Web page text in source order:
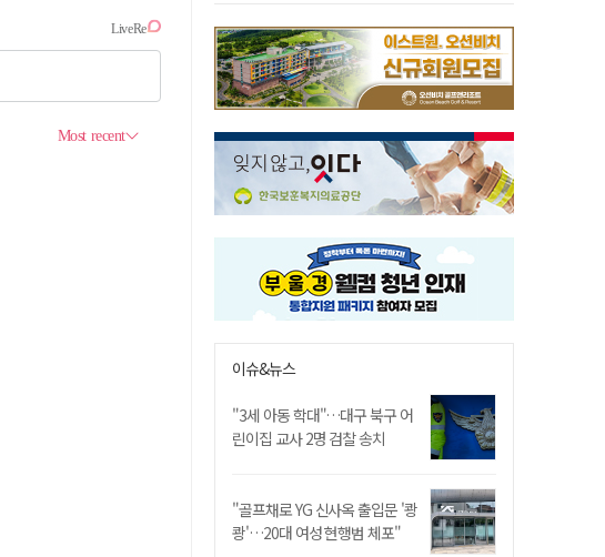
이슈&뉴스
"3세 아동 학대"…대구 북구 어
린이집 교사 2명 검찰 송치
"골프채로 YG 신사옥 출입문 '쾅
쾅'…20대 여성 현행범 체포"